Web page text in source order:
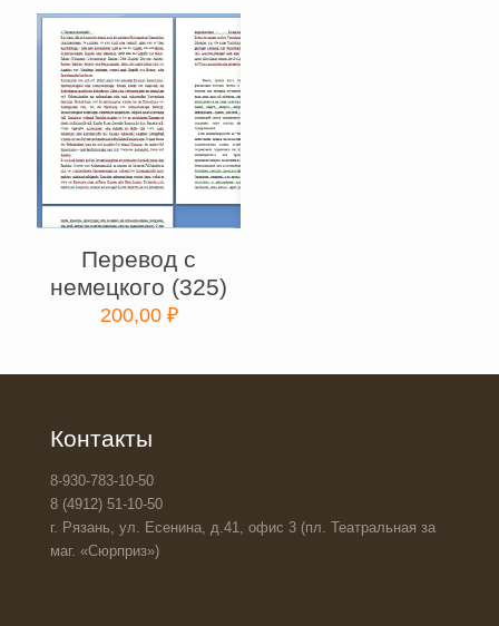
Перевод с
немецкого (325)
200,00 ₽
Контакты
8-930-783-10-50
8 (4912) 51-10-50
г. Рязань, ул. Есенина, д.41, офис 3 (пл. Театральная за
маг. «Сюрприз»)